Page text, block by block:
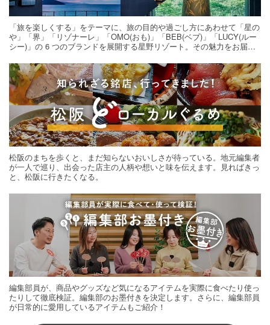
「旅を楽しくする」をテーマに、旅の目的や過ごし方にあわせて「星の
や」「界」「リゾナーレ」「OMO(おも)」「BEB(ベブ)」「LUCY(ルー
シー)」の 6 つのブランドを展開する星野リゾート。その魅力をお届け
松阪のまちを歩くと、まだ知らないおいしさが待っている。地元編集者
が一人で巡り、出会った店主の人柄や想いと味を伝えます。見ればきっ
と、松阪に行きたくなる。
編集部員が、商品やグッズなど気になるアイテムを実際に食べたり使っ
たりして徹底検証。編集部のお墨付きを決定します。さらに、編集部員
が日常的に愛用しているアイテムもご紹介！